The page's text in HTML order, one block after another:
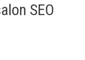
SEO